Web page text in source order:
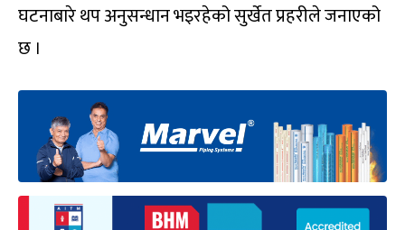
घटनाबारे थप अनुसन्धान भइरहेको सुर्खेत प्रहरीले जनाएको
छ ।